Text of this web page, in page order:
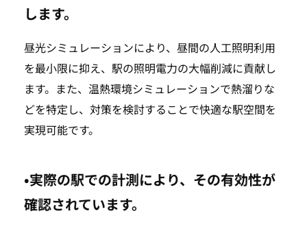
します。
昼光シミュレーションにより、昼間の人工照明利用
を最小限に抑え、駅の照明電力の大幅削減に貢献し
ます。また、温熱環境シミュレーションで熱溜りな
どを特定し、対策を検討することで快適な駅空間を
実現可能です。
•実際の駅での計測により、その有効性が
確認されています。